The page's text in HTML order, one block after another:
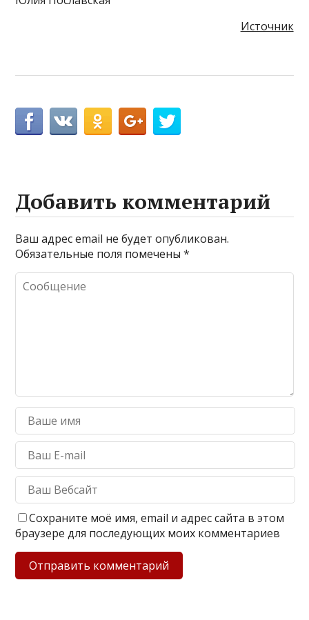
Источник
Добавить комментарий
Ваш адрес email не будет опубликован.
Обязательные поля помечены*
Сохраните моё имя, email и адрес сайта в этом
браузере для последующих моих комментариев